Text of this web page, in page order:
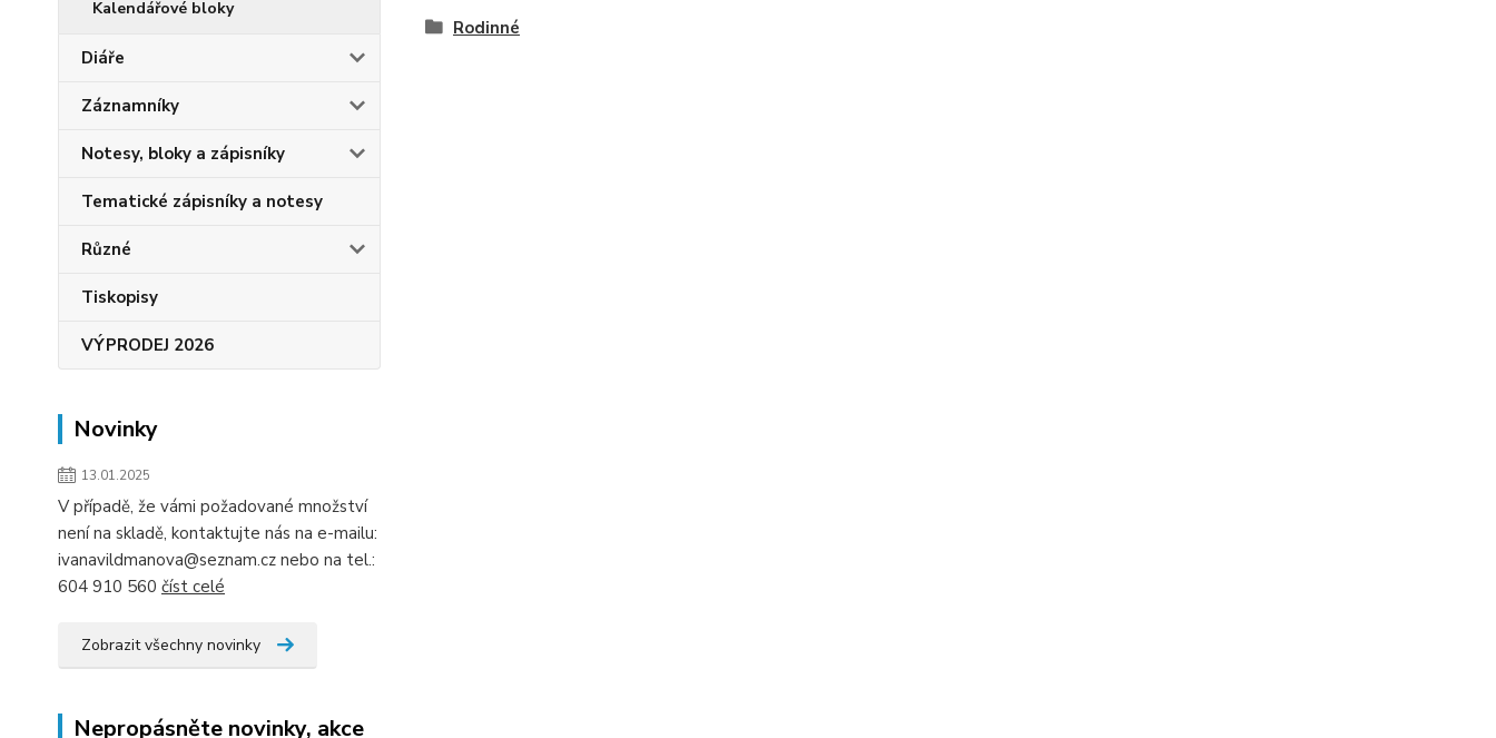
Kalendářové bloky
Diáře
Záznamníky
Notesy, bloky a zápisníky
Tematické zápisníky a notesy
Různé
Tiskopisy
VÝPRODEJ 2026
Novinky
13.01.2025
V případě, že vámi požadované množství
není na skladě, kontaktujte nás na e-mailu:
ivanavildmanova@seznam.cz nebo na tel.:
604 910 560 číst celé
Zobrazit všechny novinky
Nepropásněte novinky, akce
Rodinné